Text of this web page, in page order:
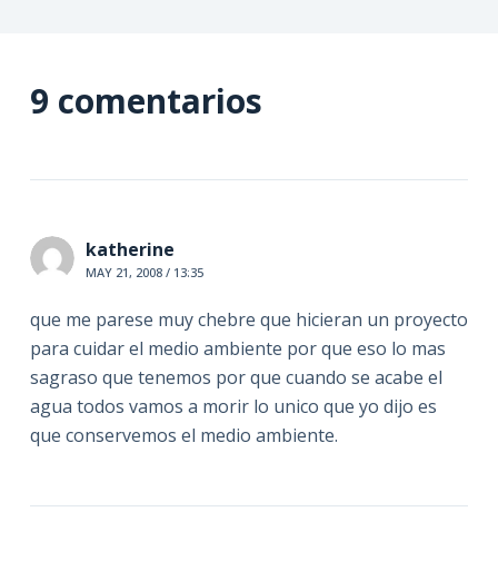
9 comentarios
katherine
MAY 21, 2008 / 13:35
que me parese muy chebre que hicieran un proyecto
para cuidar el medio ambiente por que eso lo mas
sagraso que tenemos por que cuando se acabe el
agua todos vamos a morir lo unico que yo dijo es
que conservemos el medio ambiente.